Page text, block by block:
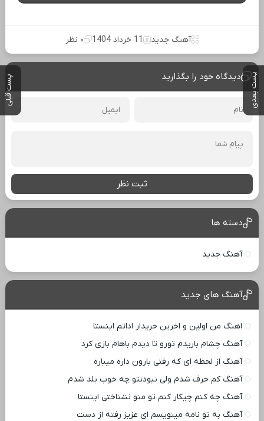
پست بعدی پست قبلی
آهنگ جدید 11 خرداد 1404 ۰ نظر
دیدگاه خود را بگذارید
ثبت نظر
دسته ها
آهنگ جدید
آهنگ های جدید
اهنگ من اولین و اخرین خریدار اداتم اینستا
آهنگ چشام باریدم تورو تا دیدم باهام بازی کرد
آهنگ از لحظه ای که رفتی بارون داره میباره
آهنگ کم حرف شدم ولی نبودنتو چه خوب بلد شدم
آهنگ چه کنم چیکار کنم تو منو نشناختی اینستا
آهنگ به تو نامه مینویسم ای عزیز رفته از دست